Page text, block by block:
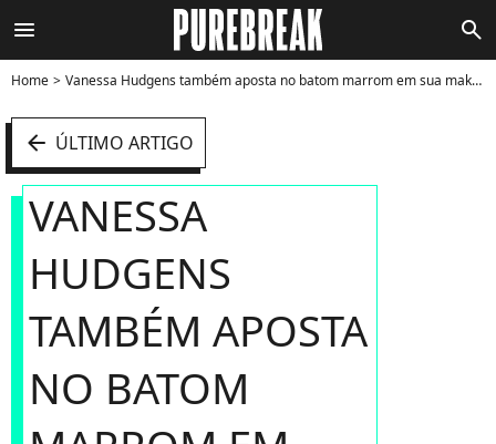
menu search
Home Vanessa Hudgens também aposta no batom marrom em sua make - Foto
arrow_left ÚLTIMO ARTIGO
VANESSA
HUDGENS
TAMBÉM APOSTA
NO BATOM